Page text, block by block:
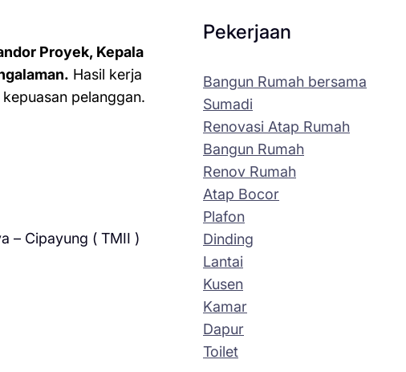
Proyek, Kepala
Hasil kerja
pelanggan.
– Cipayung ( TMII )
Pekerjaan
Bangun Rumah bersama
Sumadi
Renovasi Atap Rumah
Bangun Rumah
Renov Rumah
Atap Bocor
Plafon
Dinding
Lantai
Kusen
Kamar
Dapur
Toilet